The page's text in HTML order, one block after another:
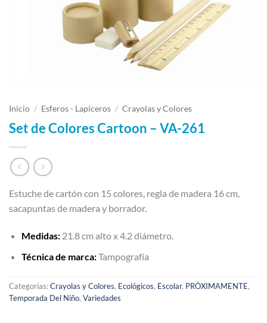
Inicio / Esferos - Lapiceros / Crayolas y Colores
Set de Colores Cartoon – VA-261
Estuche de cartón con 15 colores, regla de madera 16 cm,
sacapuntas de madera y borrador.
Medidas:21.8 cm alto x 4.2 diámetro.
Técnica de marca:Tampografía
Categorías:Crayolas y Colores, Ecológicos, Escolar, PRÓXIMAMENTE,
Temporada Del Niño, Variedades